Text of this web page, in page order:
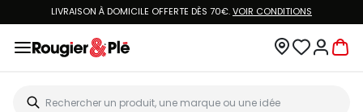
LIVRAISON À DOMICILE OFFERTE DÈS 70€.VOIR CONDITIONS